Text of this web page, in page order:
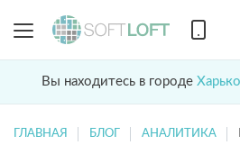
Вы находитесь в городе
ГЛАВНАЯ БЛОГ АНАЛИТИКА